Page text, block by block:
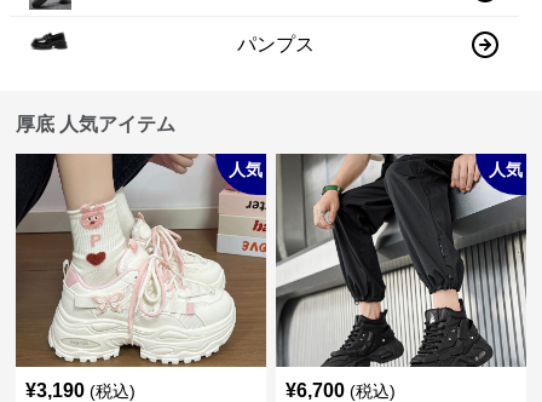
パンプス
厚底 人気アイテム
人気
¥3,190 (税込)
人気
¥6,700 (税込)